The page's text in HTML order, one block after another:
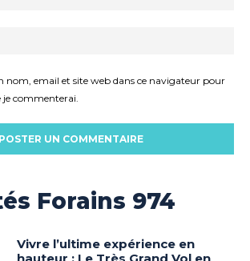
nom, email et site web dans ce navigateur pour
je commenterai.
Forains 974
Vivre l’ultime expérience en